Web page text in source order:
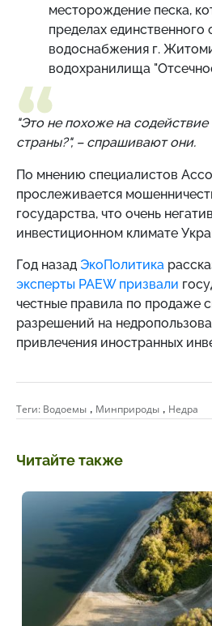
месторождение песка,
пределах единственного
водоснабжения г.
водохранилища
"Это не похоже на
страны?", – спрашивают они.
По мнению специалистов
прослеживается
государства, что очень
инвестиционном климате
Год назад ЭкоПолитика
эксперты PAEW призвали
честные правила по продаже
разрешений на
привлечения иностранных
Теги: Водоемы , Минприроды , Недра
Читайте также